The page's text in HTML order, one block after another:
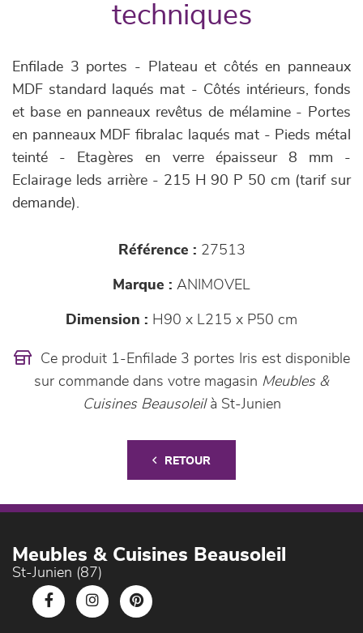
techniques
Enfilade 3 portes - Plateau et côtés en panneaux
MDF standard laqués mat - Côtés intérieurs, fonds
et base en panneaux revêtus de mélamine - Portes
en panneaux MDF fibralac laqués mat - Pieds métal
teinté - Etagères en verre épaisseur 8 mm -
Eclairage leds arrière - 215 H 90 P 50 cm (tarif sur
demande).
Référence : 27513
Marque : ANIMOVEL
Dimension : H90 x L215 x P50 cm
Ce produit 1-Enfilade 3 portes Iris est disponible
sur commande dans votre magasin Meubles &
Cuisines Beausoleilà St-Junien
RETOUR
Meubles & Cuisines Beausoleil
St-Junien (87)